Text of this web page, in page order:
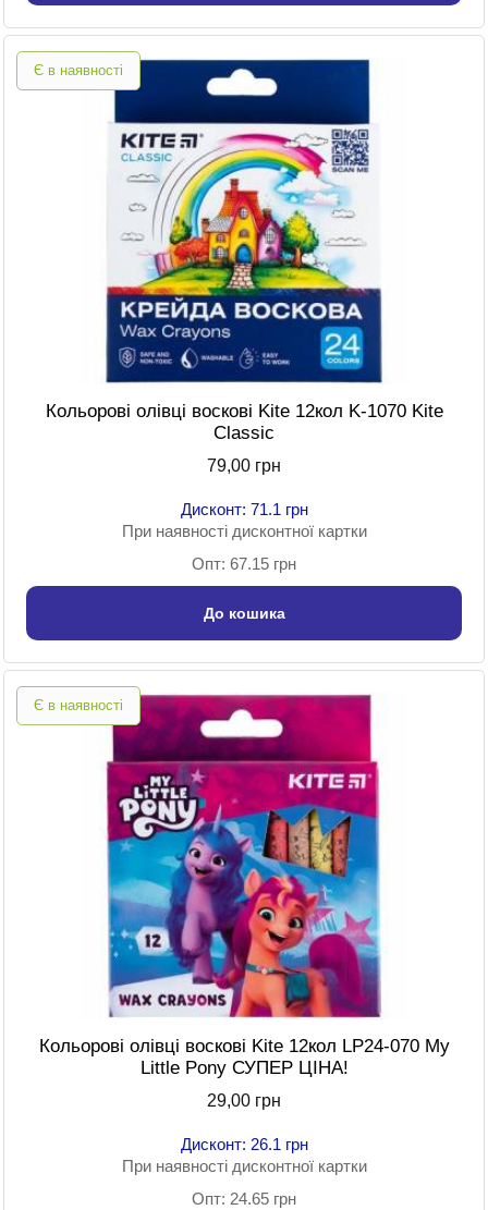
Є в наявності
Кольорові олівці воскові Kite 12кол K-1070 Kite
Classic
79,00 грн
Дисконт: 71.1 грн
При наявності дисконтної картки
Опт: 67.15 грн
До кошика
Є в наявності
Кольорові олівці воскові Kite 12кол LP24-070 My
Little Pony СУПЕР ЦІНА!
29,00 грн
Дисконт: 26.1 грн
При наявності дисконтної картки
Опт: 24.65 грн